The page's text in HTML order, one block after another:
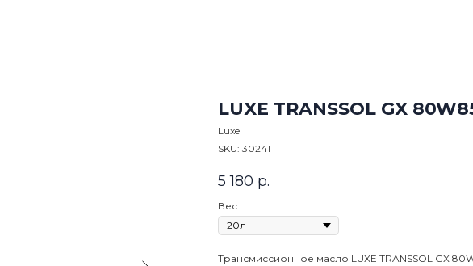
LUXE TRANSSOL GX
Luxe
SKU: 30241
5 180 р.
Вес
Трансмиссионное масло LUXE TRANSSOL GX